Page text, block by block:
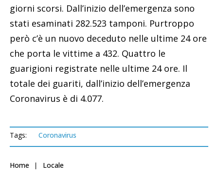
giorni scorsi. Dall’inizio dell’emergenza sono
stati esaminati 282.523 tamponi. Purtroppo
però c’è un nuovo deceduto nelle ultime 24 ore
che porta le vittime a 432. Quattro le
guarigioni registrate nelle ultime 24 ore. Il
totale dei guariti, dall’inizio dell’emergenza
Coronavirus è di 4.077.
Tags: Coronavirus
Home Locale